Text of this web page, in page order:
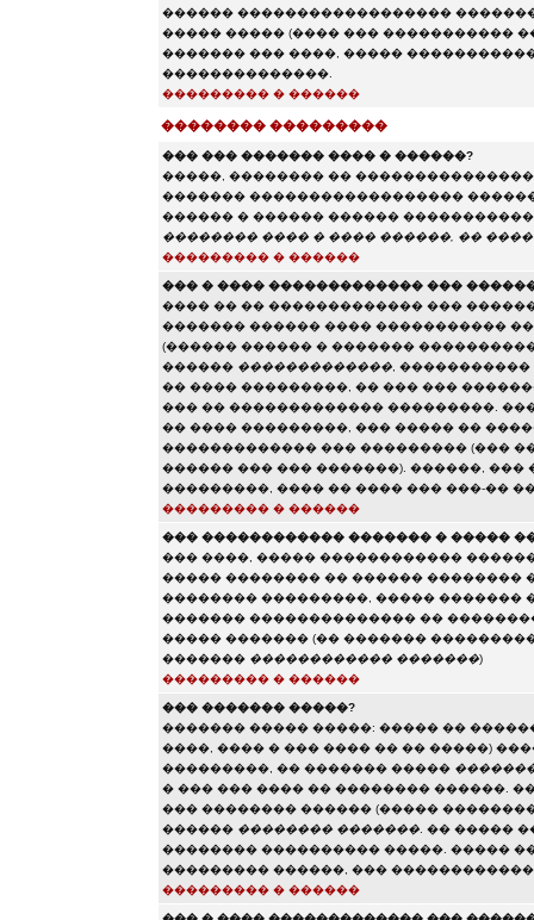
������ ������������������
����� ����� (���� ��� �����������
������� ��� ����, �����
��������������.
��������� � ������
�������� ���������
��� ��� ������� ���� � ������?
�����, �������� ��
������� ������������������
������ � ������ ������
�������� ���� � ���� ������, ��
��������� � ������
��� � ���� ������������� ���
���� �� �� ������������� ���
������� ������ ���� �����������
(������ ������ � �������
������ �������������, �����������
�� ���� ���������, �� ��� ���
��� �� ������������� ���������.
�� ���� ���������, ��� ����� ��
������������� ��� ��������� (���
������ ��� ��� �������). ������,
���������, ���� �� ���� ��� ���-��
��������� � ������
��� ������������ ������� � �����
��� ����, ����� ������������
����� �������� �� ������ ��������
�������� ���������, ����� �������
������� �������������� ��
����� ������� (�� �������
������� ������������ �������)
��������� � ������
��� ������� �����?
������� ����� �����: ����� ��
����, ���� � ��� ���� �� �� �����)
���������, �� ������� �����
� ��� ��� ���� �� �������� ������.
��� �������� ������ (�����
������ �������� �������. �� �����
�������� ���������� �����. �����
��������� ������, ���
��������� � ������